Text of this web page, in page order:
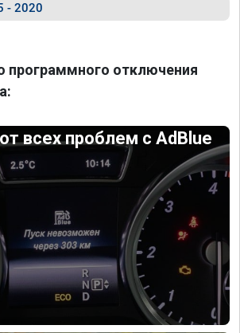
- 2020
программного отключения
всех проблем с AdBlue